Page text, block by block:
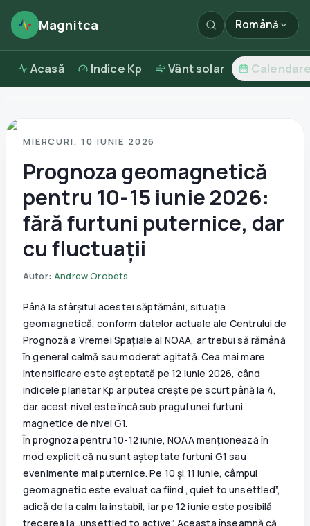
Magnitca Română
Acasă Indice Kp Vânt solar
MIERCURI, 10 IUNIE 2026
Prognoza geomagnetică
pentru 10-15 iunie 2026:
fără furtuni puternice, dar
cu fluctuații
Autor: Andrew Orobets
Până la sfârșitul acestei săptămâni, situația
geomagnetică, conform datelor actuale ale Centrului de
Prognoză a Vremei Spațiale al NOAA, ar trebui să rămână
în general calmă sau moderat agitată. Cea mai mare
intensificare este așteptată pe 12 iunie 2026, când
indicele planetar Kp ar putea crește pe scurt până la 4,
dar acest nivel este încă sub pragul unei furtuni
magnetice de nivel G1.
În prognoza pentru 10-12 iunie, NOAA menționează în
mod explicit că nu sunt așteptate furtuni G1 sau
evenimente mai puternice. Pe 10 și 11 iunie, câmpul
geomagnetic este evaluat ca fiind „quiet to unsettled”,
adică de la calm la instabil, iar pe 12 iunie este posibilă
trecerea la „unsettled to active”. Aceasta înseamnă că